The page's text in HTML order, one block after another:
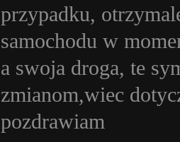
przypadku,
samochodu w
a swoja droga, te
zmianom,wiec
pozdrawiam